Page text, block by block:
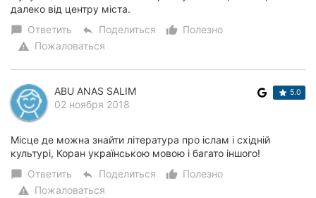
далеко від центру міста.
chat_bubble Ответить reply Поделиться thumb_up_alt
Полезно
warning Пожаловаться
ABU ANAS SALIM
02 ноября 2018
5.0
Місце де можна знайти література про іслам і східній
культурі, Коран українською мовою і багато іншого!
chat_bubble Ответить reply Поделиться thumb_up_alt
Полезно
warning Пожаловаться